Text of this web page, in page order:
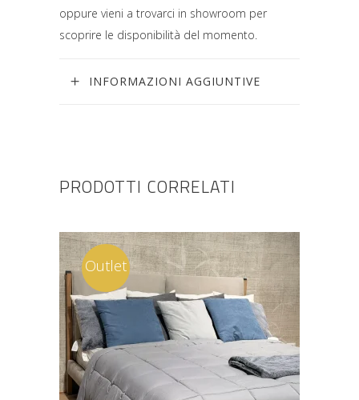
oppure vieni a trovarci in showroom per
scoprire le disponibilità del momento.
INFORMAZIONI AGGIUNTIVE
PRODOTTI CORRELATI
Outlet